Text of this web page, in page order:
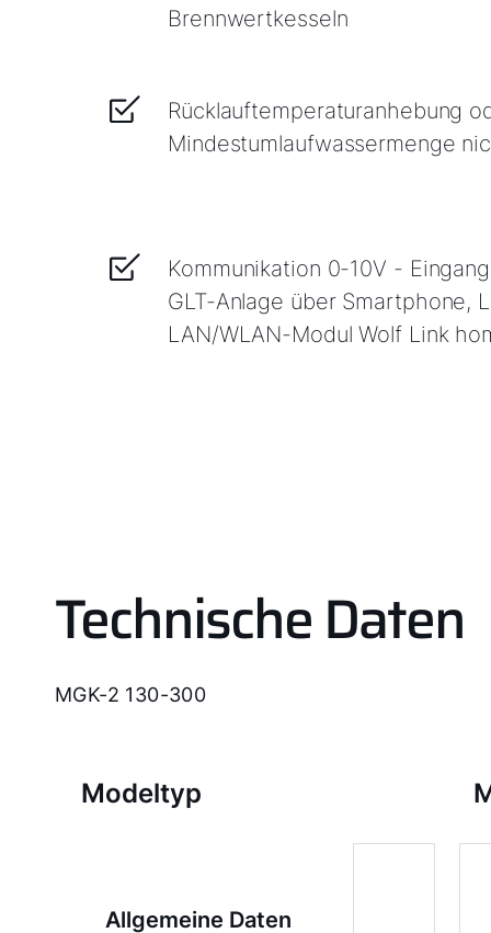
Brennwertkesseln
Rücklauftemperaturanhebung
Mindestumlaufwassermenge
Kommunikation 0-10V -
GLT-Anlage über Smartphone,
LAN/WLAN-Modul Wolf Link
Technische Daten
MGK-2 130-300
Modeltyp
Allgemeine Daten